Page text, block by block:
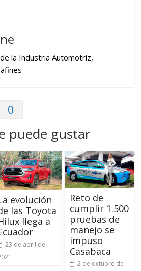
la Industria Automotriz,
0
puede gustar
evolución
las Toyota
llega a
23 de abril de
Reto de
cumplir 1.500
pruebas de
manejo se
impuso
Casabaca
2 de octubre de